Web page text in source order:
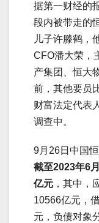
据第一财经的
段内被带走的
儿子许滕鹤，
CFO潘大荣，
产集团、恒大
前，其他要员
财富法定代表
调查中。
9月26日中国
截至2023年6
亿元 ，其中，
10566亿元，
元，负债对象